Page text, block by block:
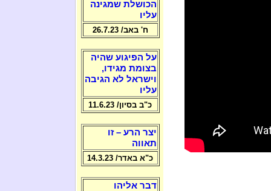
הכושלת שמגינה
עליו
ח' באב/ 26.7.23
על הפיגוע שהיה
בצומת מגידו,
וישראל לא הגיבה
עליו
כ"ב בסיון/ 11.6.23
יצר הרע – זו
תאווה
כ"א באדר/ 14.3.23
דבר אליהו